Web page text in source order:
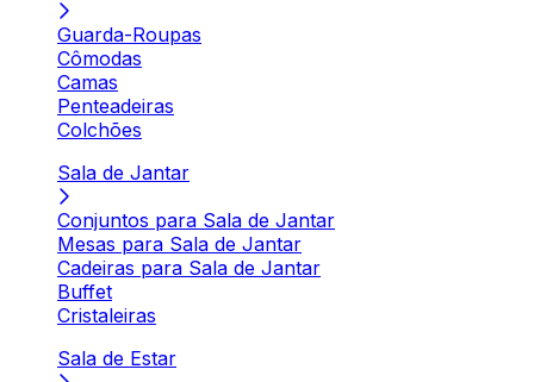
Guarda-Roupas
Cômodas
Camas
Penteadeiras
Colchões
Sala de Jantar
Conjuntos para Sala de Jantar
Mesas para Sala de Jantar
Cadeiras para Sala de Jantar
Buffet
Cristaleiras
Sala de Estar